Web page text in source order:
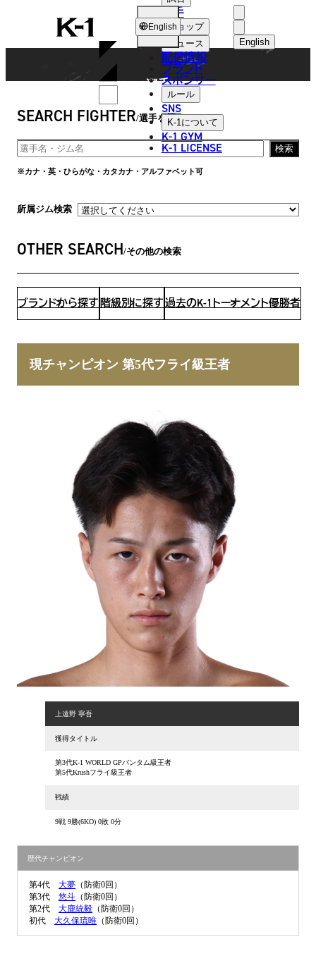
K-
1
English
中文（简体
選手
ショップ
ニュース
配信情報
ブランド
スポンサー
ルール
SNS
K-1について
K-1 GYM
K-1 LICENSE
English
FIGHTER
選手
SEARCH FIGHTER 選手を探す
検索
※カナ・英・ひらがな・カタカナ・アルファベット可
所属ジム検索
OTHER SEARCH その他の検索
ブランドから探す 階級別に探す過去のK-1トーナメント優勝者
現チャンピオン 第5代フライ級王者
上遠野 寧吾
獲得タイトル
第3代K-1 WORLD GPバンタム級王者
第5代Krushフライ級王者
戦績
9戦 9勝(6KO) 0敗 0分
歴代チャンピオン
第4代 大夢 （防衛0回）
第3代 悠斗 （防衛0回）
第2代 大鹿統毅 （防衛0回）
初代 大久保琉唯 （防衛0回）